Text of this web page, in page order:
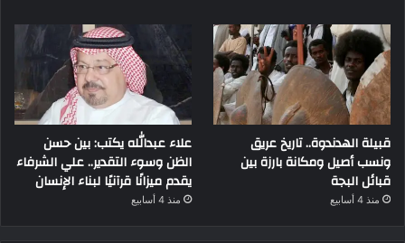
قبيلة الهدندوة.. تاريخ عريق
ونسب أصيل ومكانة بارزة بين
قبائل البجة
منذ 4 أسابيع
علاء عبدالله يكتب: بين حسن
الظن وسوء التقدير.. علي الشرفاء
يقدم ميزانًا قرآنيًا لبناء الإنسان
منذ 4 أسابيع